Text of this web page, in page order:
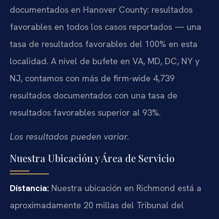
documentados en Hanover County: resultados
favorables en todos los casos reportados — una
tasa de resultados favorables del 100% en esta
localidad. A nivel de bufete en VA, MD, DC, NY y
NJ, contamos con más de firm-wide 4,739
resultados documentados con una tasa de
resultados favorables superior al 93%.
Los resultados pueden variar.
Nuestra Ubicación y Área de Servicio
Distancia: Nuestra ubicación en Richmond está a
aproximadamente 20 millas del Tribunal del